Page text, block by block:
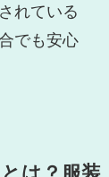
れている
でも安心